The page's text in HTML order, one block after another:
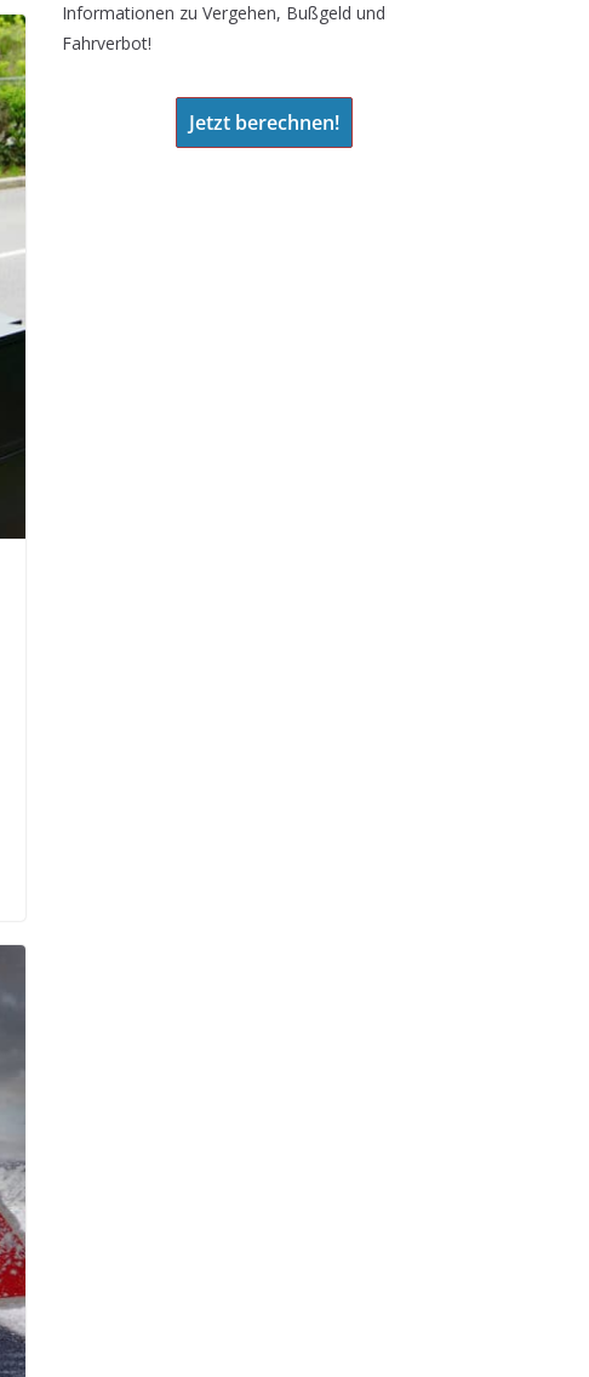
Informationen zu Vergehen, Bußgeld und
Fahrverbot!
Jetzt berechnen!